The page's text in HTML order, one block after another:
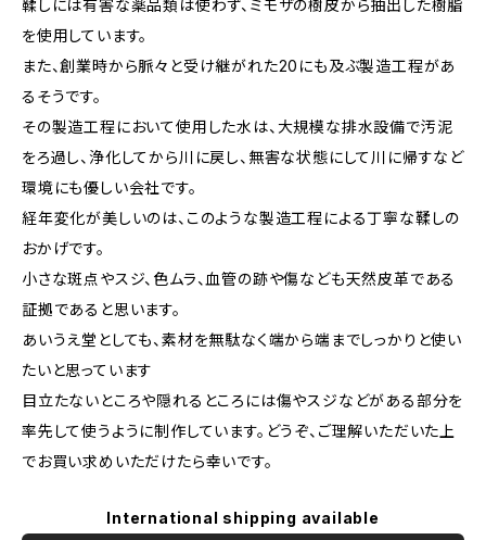
鞣しには有害な薬品類は使わず、ミモザの樹皮から抽出した樹脂
を使用しています。
また、創業時から脈々と受け継がれた20にも及ぶ製造工程があ
るそうです。
その製造工程において使用した水は、大規模な排水設備で汚泥
をろ過し、浄化してから川に戻し、無害な状態にして川に帰すなど
環境にも優しい会社です。
経年変化が美しいのは、このような製造工程による丁寧な鞣しの
おかげです。
小さな斑点やスジ、色ムラ、血管の跡や傷なども天然皮革である
証拠であると思います。
あいうえ堂としても、素材を無駄なく端から端までしっかりと使い
たいと思っています
目立たないところや隠れるところには傷やスジなどがある部分を
率先して使うように制作しています。どうぞ、ご理解いただいた上
でお買い求めいただけたら幸いです。
International shipping available